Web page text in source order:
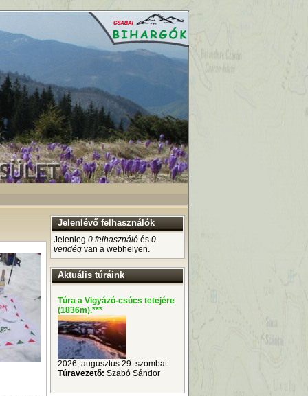
Jelenlévő felhasználók
Jelenleg 0 felhasználó és 0
vendég van a webhelyen.
Aktuális túráink
Túra a Vigyázó-csúcs tetejére
(1836m).***
2026, augusztus 29. szombat
Túravezető: Szabó Sándor